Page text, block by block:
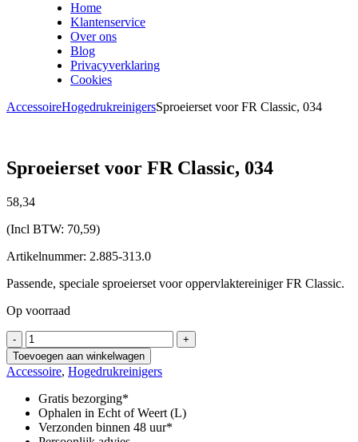
Home
Klantenservice
Over ons
Blog
Privacyverklaring
Cookies
AccessoireHogedrukreinigersSproeierset voor FR Classic, 034
Sproeierset voor FR Classic, 034
58,34
(Incl BTW: 70,59)
Artikelnummer: 2.885-313.0
Passende, speciale sproeierset voor oppervlaktereiniger FR Classic.
Op voorraad
-
Sproeierset
voor
FR
Classic,
034
aantal
+
Toevoegen aan winkelwagen
Accessoire, Hogedrukreinigers
Gratis bezorging*
Ophalen in Echt of Weert (L)
Verzonden binnen 48 uur*